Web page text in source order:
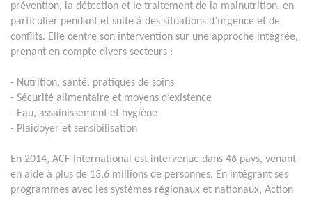
prévention, la détection et le traitement de la malnutrition, en
particulier pendant et suite à des situations d’urgence et de
conflits. Elle centre son intervention sur une approche intégrée,
prenant en compte divers secteurs :
- Nutrition, santé, pratiques de soins
- Sécurité alimentaire et moyens d’existence
- Eau, assainissement et hygiène
- Plaidoyer et sensibilisation
En 2014, ACF-International est intervenue dans 46 pays, venant
en aide à plus de 13,6 millions de personnes. En intégrant ses
programmes avec les systèmes régionaux et nationaux, Action